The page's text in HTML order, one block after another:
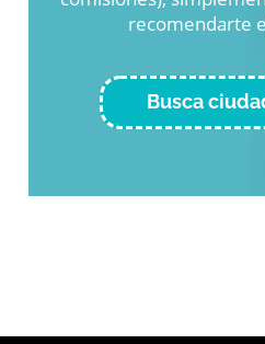
recomendarte
Busca